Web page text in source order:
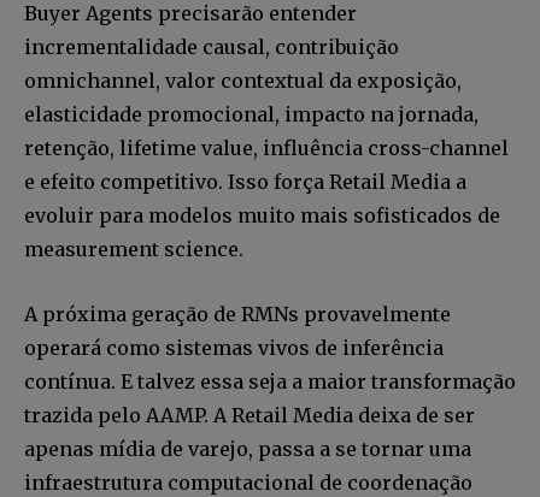
Buyer Agents precisarão entender
incrementalidade causal, contribuição
omnichannel, valor contextual da exposição,
elasticidade promocional, impacto na jornada,
retenção, lifetime value, influência cross-channel
e efeito competitivo. Isso força Retail Media a
evoluir para modelos muito mais sofisticados de
measurement science.
A próxima geração de RMNs provavelmente
operará como sistemas vivos de inferência
contínua. E talvez essa seja a maior transformação
trazida pelo AAMP. A Retail Media deixa de ser
apenas mídia de varejo, passa a se tornar uma
infraestrutura computacional de coordenação